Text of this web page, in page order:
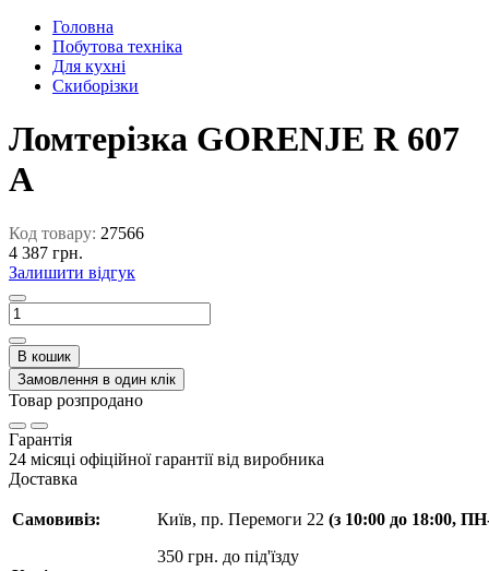
Головна
Побутова техніка
Для кухні
Скиборізки
Ломтерізка GORENJE R 607
A
Код товару: 27566
4 387 грн.
Залишити відгук
В кошик
Замовлення в один клік
Товар розпродано
Гарантія
24 місяці офіційної гарантії від виробника
Доставка
Самовивіз: Київ, пр. Перемоги 22 (з 10:00 до 18:00,
350 грн. до під'їзду